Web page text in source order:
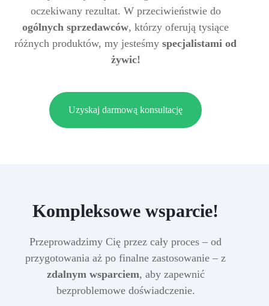
oczekiwany rezultat. W przeciwieństwie do
ogólnych sprzedawców, którzy oferują tysiące
różnych produktów, my jesteśmy specjalistami od
żywic!
Uzyskaj darmową konsultację
Kompleksowe wsparcie!
Przeprowadzimy Cię przez cały proces – od
przygotowania aż po finalne zastosowanie – z
zdalnym wsparciem, aby zapewnić
bezproblemowe doświadczenie.